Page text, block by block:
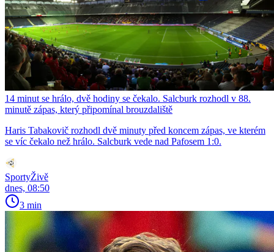
14 minut se hrálo, dvě hodiny se čekalo. Salcburk rozhodl v 88.
minutě zápas, který připomínal brouzdaliště
Haris Tabakovič rozhodl dvě minuty před koncem zápas, ve kterém
se víc čekalo než hrálo. Salcburk vede nad Pafosem 1:0.
SportyŽivě
dnes, 08:50
3 min